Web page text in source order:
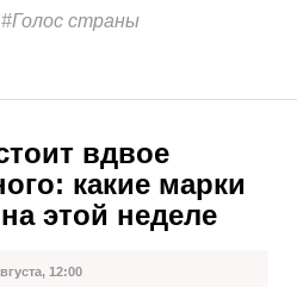
#Голос страны